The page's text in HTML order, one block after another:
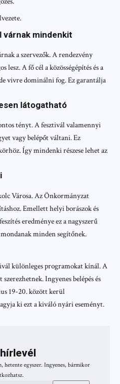
mindenkit
a szervezők. A rendezvény
lesz. A fő cél a közösségépítés és a
vivre dominálni fog. Ez garantálja
látogatható
tényt. A fesztivál valamennyi
vagy belépőt váltani. Ez
Így mindenki részese lehet az
Városa. Az Önkormányzat
Emellett helyi borászok és
eredménye ez a nagyszerű
minden segítőnek.
különleges programokat kínál. A
Ingyenes belépés és
19-20. között kerül
ki ezt a kiváló nyári eseményt.
egyszer. Ingyenes, bármikor